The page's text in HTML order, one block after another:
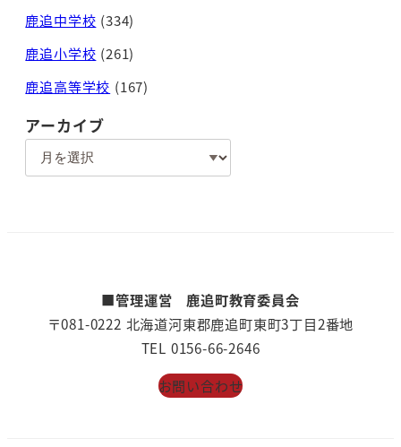
鹿追中学校 (334)
鹿追小学校 (261)
鹿追高等学校 (167)
アーカイブ
■管理運営 鹿追町教育委員会
〒081-0222 北海道河東郡鹿追町東町3丁目2番地
TEL 0156-66-2646
お問い合わせ